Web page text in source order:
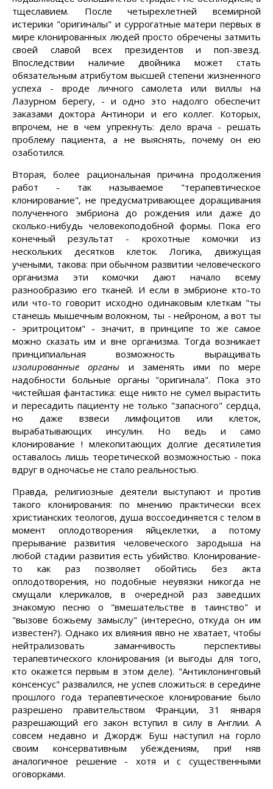
тщеславием. После четырехлетней всемирной
истерики "оригиналы" и суррогатные матери первых в
мире клонированных людей просто обречены затмить
своей славой всех президентов и поп-звезд.
Впоследствии наличие двойника может стать
обязательным атрибутом высшей степени жизненного
успеха - вроде личного самолета или виллы на
Лазурном берегу, - и одно это надолго обеспечит
заказами доктора Антинори и его коллег. Которых,
впрочем, не в чем упрекнуть: дело врача - решать
проблему пациента, а не выяснять, почему он ею
озаботился.
Вторая, более рациональная причина продолжения
работ - так называемое "терапевтическое
клонирование", не предусматривающее доращивания
полученного эмбриона до рождения или даже до
сколько-нибудь человекоподобной формы. Пока его
конечный результат - крохотные комочки из
нескольких десятков клеток. Логика, движущая
учеными, такова: при обычном развитии человеческого
организма эти комочки дают начало всему
разнообразию его тканей. И если в эмбрионе кто-то
или что-то говорит исходно одинаковым клеткам "ты
станешь мышечным волокном, ты - нейроном, а вот ты
- эритроцитом" - значит, в принципе то же самое
можно сказать им и вне организма. Тогда возникает
принципиальная возможность выращивать
изолированные органы и заменять ими по мере
надобности больные органы "оригинала". Пока это
чистейшая фантастика: еще никто не сумел вырастить
и пересадить пациенту не только "запасного" сердца,
но даже взвеси лимфоцитов или клеток,
вырабатывающих инсулин. Но ведь и само
клонирование ! млекопитающих долгие десятилетия
оставалось лишь теоретической возможностью - пока
вдруг в одночасье не стало реальностью.
Правда, религиозные деятели выступают и против
такого клонирования: по мнению практически всех
христианских теологов, душа воссоединяется с телом в
момент оплодотворения яйцеклетки, а потому
прерывание развития человеческого зародыша на
любой стадии развития есть убийство. Клонирование-
то как раз позволяет обойтись без акта
оплодотворения, но подобные неувязки никогда не
смущали клерикалов, в очередной раз заведших
знакомую песню о "вмешательстве в таинство" и
"вызове божьему замыслу" (интересно, откуда он им
известен?). Однако их влияния явно не хватает, чтобы
нейтрализовать заманчивость перспективы
терапевтического клонирования (и выгоды для того,
кто окажется первым в этом деле). "Антиклонинговый
консенсус" развалился, не успев сложиться: в середине
прошлого года терапевтическое клонирование было
разрешено правительством Франции, 31 января
разрешающий его закон вступил в силу в Англии. А
совсем недавно и Джордж Буш наступил на горло
своим консервативным убеждениям, при! няв
аналогичное решение - хотя и с существенными
оговорками.